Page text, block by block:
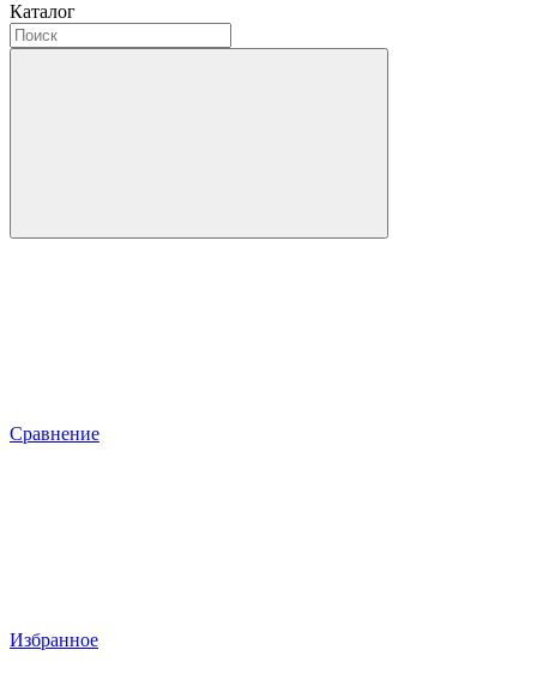
Каталог
Сравнение
Избранное